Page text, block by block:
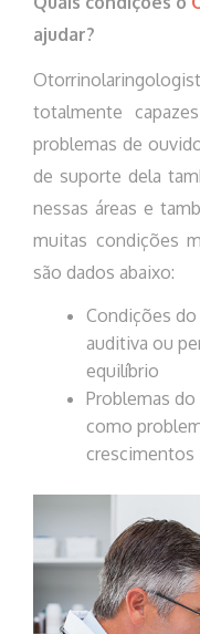
ajudar?
totalmente
problemas de
de suporte dela
nessas áreas e
muitas condições
são dados abaixo:
Condições
auditiva ou
equilíbrio
Problemas
como
crescimentos